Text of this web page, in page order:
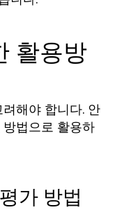
활용방
해야 합니다. 안
법으로 활용하
가 방법